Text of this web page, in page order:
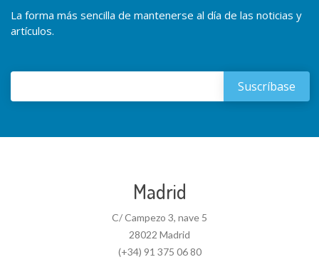
La forma más sencilla de mantenerse al día de las noticias y
artículos.
Madrid
C/ Campezo 3, nave 5
28022 Madrid
(+34) 91 375 06 80